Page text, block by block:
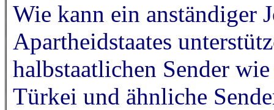
Wie kann ein anständiger
Apartheidstaates
halbstaatlichen Sender
Türkei und ähnliche